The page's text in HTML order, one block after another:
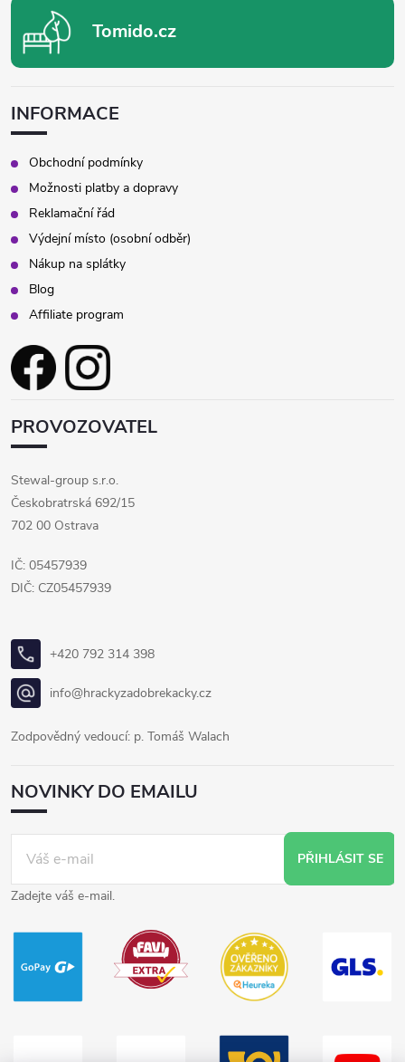
Tomido.cz
INFORMACE
Obchodní podmínky
Možnosti platby a dopravy
Reklamační řád
Výdejní místo (osobní odběr)
Nákup na splátky
Blog
Affiliate program
PROVOZOVATEL
Stewal-group s.r.o.
Českobratrská 692/15
702 00 Ostrava
IČ: 05457939
DIČ: CZ05457939
+420 792 314 398
info@hrackyzadobrekacky.cz
Zodpovědný vedoucí: p. Tomáš Walach
NOVINKY DO EMAILU
PŘIHLÁSIT SE
Zadejte váš e-mail.